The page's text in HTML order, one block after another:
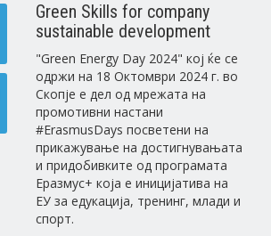
Green Skills for company
sustainable development
"Green Energy Day 2024" кој ќе се
одржи на 18 Октомври 2024 г. во
Скопје е дел од мрежата на
промотивни настани
#ErasmusDays посветени на
прикажување на достигнувањата
и придобивките од програмата
Еразмус+ која е иницијатива на
ЕУ за едукација, тренинг, млади и
спорт.